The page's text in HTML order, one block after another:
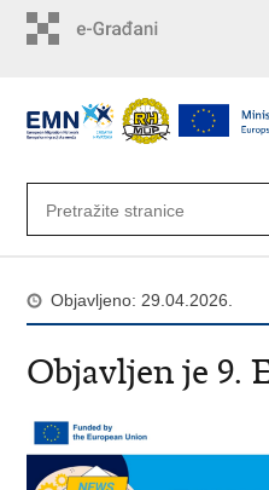
Objavljeno: 29.04.2026.
Objavljen je 9.